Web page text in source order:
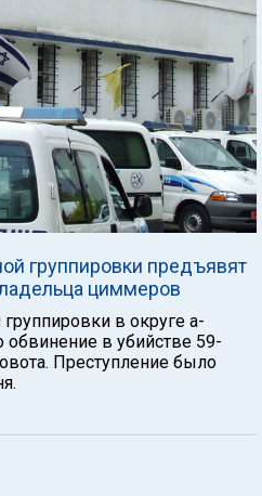
группировки предъявят
циммеров
в округе а-
в убийстве 59-
Преступление было